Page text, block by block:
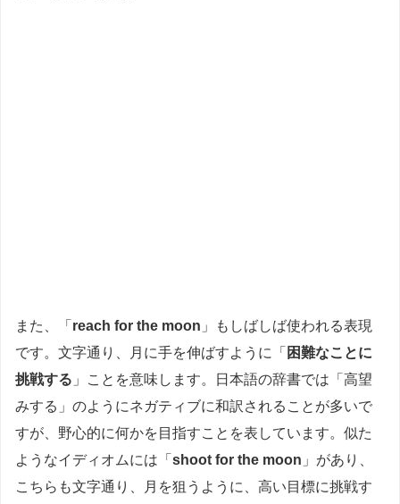
また、「 reach for the moon 」もしばしば使われる表現
です。文字通り、月に手を伸ばすように「 困難なことに
挑戦する 」ことを意味します。日本語の辞書では「高望
みする」のようにネガティブに和訳されることが多いで
すが、野心的に何かを目指すことを表しています。似た
ようなイディオムには「 shoot for the moon 」があり、
こちらも文字通り、月を狙うように、高い目標に挑戦す